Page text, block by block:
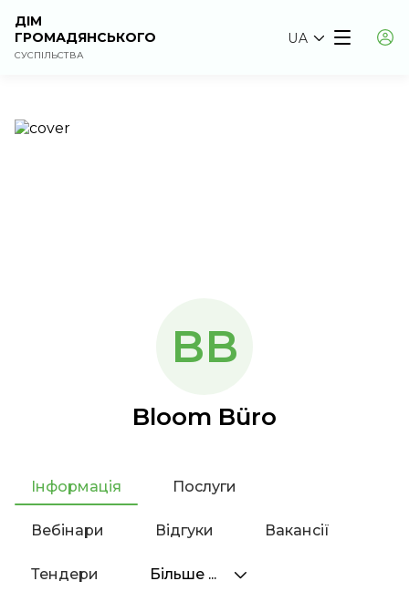
ДІМ
ГРОМАДЯНСЬКОГО
СУСПІЛЬСТВА
UA
BB
Bloom Büro
Інформація Послуги
Вебінари Відгуки Вакансії
Тендери Більше ...